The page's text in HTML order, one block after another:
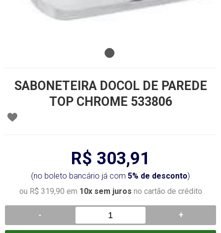
SABONETEIRA DOCOL DE PAREDE
TOP CHROME 533806
R$ 303,91
(no boleto bancário já com 5% de desconto)
ou R$ 319,90 em 10x sem juros no cartão de crédito
- +